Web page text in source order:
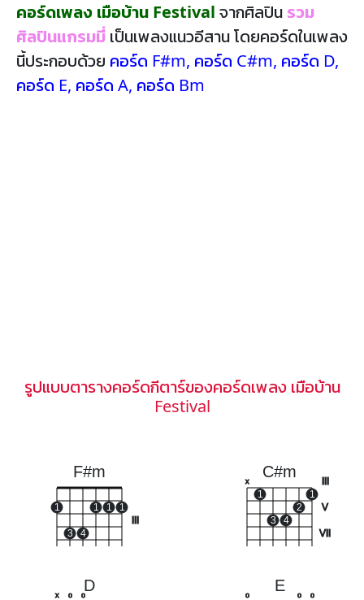
คอร์ดเพลง เมือบ้าน Festival จากศิลปิน รวม
ศิลปินแกรมมี่ เป็นเพลงแนวอีสาน โดยคอร์ดในเพลง
นี้ประกอบด้วย คอร์ด F#m, คอร์ด C#m, คอร์ด D,
คอร์ด E, คอร์ด A, คอร์ด Bm
รูปแบบตารางคอร์ดกีตาร์ของคอร์ดเพลง เมือบ้าน
Festival
F#m
1
3 4
1 1 1
C#m
V
VII
x
1
3 4
2
1
D
x o o
E
o o o